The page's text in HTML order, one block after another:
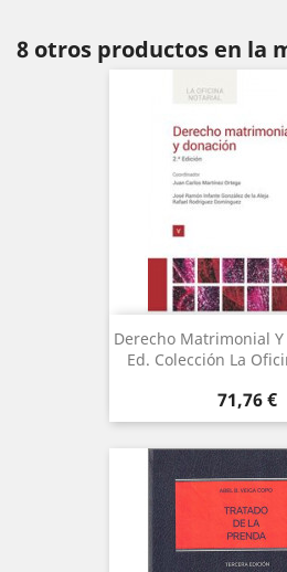
8 otros productos en la
Derecho Matrimonial Y
Ed. Colección La
Precio
71,76 €